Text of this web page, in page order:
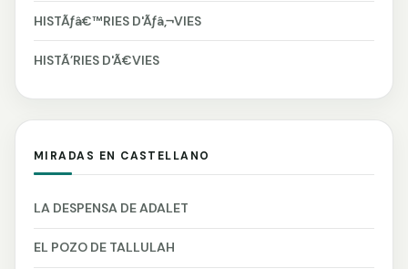
HISTÃƒâ€™RIES D'Ãƒâ‚¬VIES
HISTÃ’RIES D'Ã€VIES
MIRADAS EN CASTELLANO
LA DESPENSA DE ADALET
EL POZO DE TALLULAH